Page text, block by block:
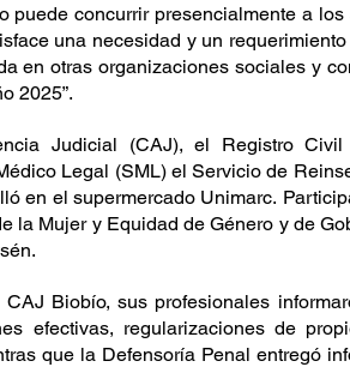
puede concurrir presencialmente a
una necesidad y un
en otras organizaciones sociales y
2025”.
Judicial (CAJ), el Registro
Legal (SML) el Servicio de
en el supermercado Unimarc.
la Mujer y Equidad de Género y de
Biobío, sus profesionales
efectivas, regularizaciones de
que la Defensoría Penal entregó